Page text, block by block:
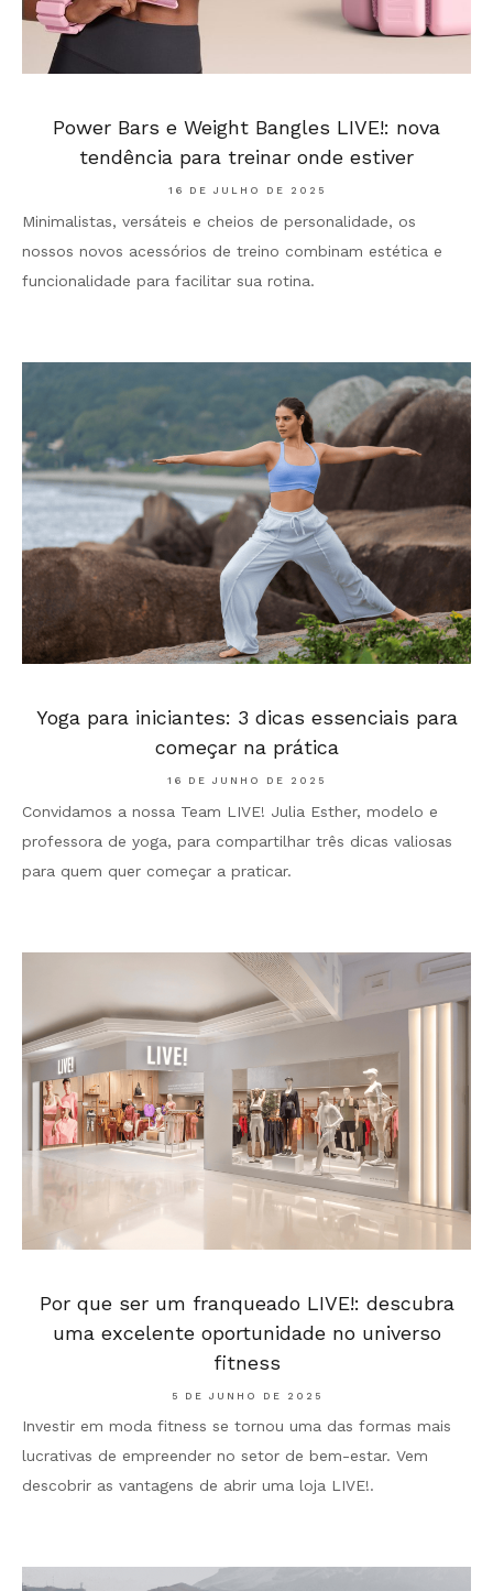
Power Bars e Weight Bangles LIVE!: nova
tendência para treinar onde estiver
16 DE JULHO DE 2025
Minimalistas, versáteis e cheios de personalidade, os
nossos novos acessórios de treino combinam estética e
funcionalidade para facilitar sua rotina.
Yoga para iniciantes: 3 dicas essenciais para
começar na prática
16 DE JUNHO DE 2025
Convidamos a nossa Team LIVE! Julia Esther, modelo e
professora de yoga, para compartilhar três dicas valiosas
para quem quer começar a praticar.
Por que ser um franqueado LIVE!: descubra
uma excelente oportunidade no universo
fitness
5 DE JUNHO DE 2025
Investir em moda fitness se tornou uma das formas mais
lucrativas de empreender no setor de bem-estar. Vem
descobrir as vantagens de abrir uma loja LIVE!.